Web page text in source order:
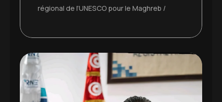
régional de l’UNESCO pour le Maghreb